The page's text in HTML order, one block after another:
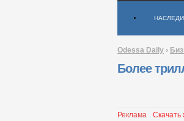
Odessa Daily ›
Более
Реклама Скачать